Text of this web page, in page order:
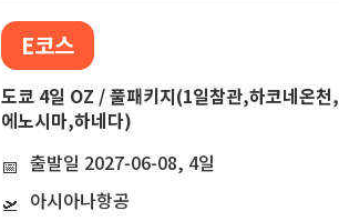
E코스
도쿄 4일 OZ / 풀패키지(1일참관,하코네온천,
에노시마,하네다)
📅 출발일 2027-06-08, 4일
🛫 아시아나항공